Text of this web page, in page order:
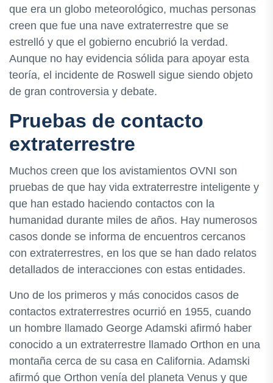
que era un globo meteorológico, muchas personas
creen que fue una nave extraterrestre que se
estrelló y que el gobierno encubrió la verdad.
Aunque no hay evidencia sólida para apoyar esta
teoría, el incidente de Roswell sigue siendo objeto
de gran controversia y debate.
Pruebas de contacto
extraterrestre
Muchos creen que los avistamientos OVNI son
pruebas de que hay vida extraterrestre inteligente y
que han estado haciendo contactos con la
humanidad durante miles de años. Hay numerosos
casos donde se informa de encuentros cercanos
con extraterrestres, en los que se han dado relatos
detallados de interacciones con estas entidades.
Uno de los primeros y más conocidos casos de
contactos extraterrestres ocurrió en 1955, cuando
un hombre llamado George Adamski afirmó haber
conocido a un extraterrestre llamado Orthon en una
montaña cerca de su casa en California. Adamski
afirmó que Orthon venía del planeta Venus y que